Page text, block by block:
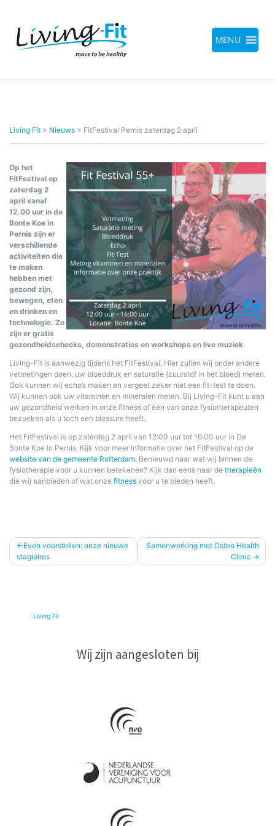
inhoud
MENU
Living Fit > Nieuws > FitFestival Pernis zaterdag 2 april
Op het
FitFestival op
zaterdag 2
april vanaf
12.00 uur in de
Bonte Koe in
Pernis zijn er
verschillende
activiteiten die
te maken
hebben met
gezond zijn,
bewegen, eten
en drinken en
technologie. Zo
zijn er gratis
gezondheidschecks, demonstraties en workshops en live muziek.
Living-Fit is aanwezig tijdens het FitFestival. Hier zullen wij onder andere
vetmetingen doen, uw bloeddruk en saturatie (zuurstof in het bloed) meten.
Ook kunnen wij echo’s maken en vergeet zeker niet een fit-test te doen.
Wij kunnen ook uw vitaminen en mineralen meten. Bij Living-Fit kunt u aan
uw gezondheid werken in onze fitness of één van onze fysiotherapeuten
bezoeken als u toch een blessure heeft.
Het FitFestival is op zaterdag 2 april van 12:00 uur tot 16:00 uur in De
Bonte Koe in Pernis. Kijk voor meer informatie over het FitFestival op de
website van de gemeente Rotterdam. Benieuwd naar wat wij binnen de
fysiotherapie voor u kunnen betekenen? Kijk dan eens naar de therapieën
die wij aanbieden of wat onze fitness voor u te bieden heeft.
Bericht
navigatie
Even voorstellen: onze nieuwe
stagiaires
Samenwerking met Osteo Health
Clinic
Living Fit
Wij zijn aangesloten bij